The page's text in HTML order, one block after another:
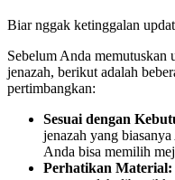
Biar nggak ketinggalan
Sebelum Anda memutuskan
jenazah, berikut adalah
pertimbangkan:
Sesuai dengan
jenazah yang
Anda bisa memilih
Perhatikan Material: